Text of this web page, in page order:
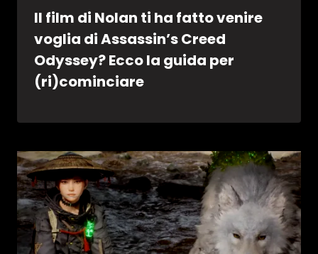
Il film di Nolan ti ha fatto venire
voglia di Assassin’s Creed
Odyssey? Ecco la guida per
(ri)cominciare